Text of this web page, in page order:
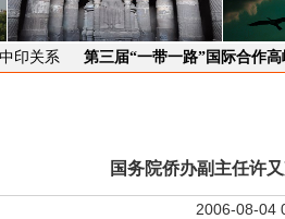
中印关系 第三届“一带一路”国际合作高
国务院侨办副主任许
2006-08-04